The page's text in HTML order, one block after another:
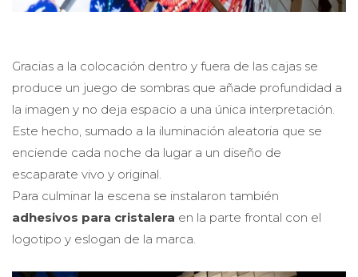
Gracias a la colocación dentro y fuera de las cajas se
produce un juego de sombras que añade profundidad a
la imagen y no deja espacio a una única interpretación.
Este hecho, sumado a la iluminación aleatoria que se
enciende cada noche da lugar a un diseño de
escaparate vivo y original.
Para culminar la escena se instalaron también
adhesivos para cristalera en la parte frontal con el
logotipo y eslogan de la marca.